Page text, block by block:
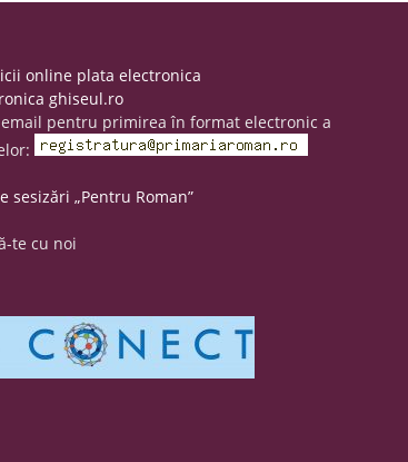
online plata electronica
ghiseul.ro
pentru primirea în format electronic a
sesizări „Pentru Roman”
te cu noi